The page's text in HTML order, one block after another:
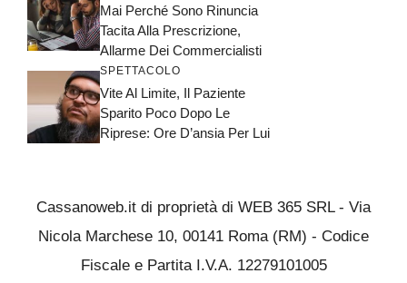
Mai Perché Sono Rinuncia
Tacita Alla Prescrizione,
Allarme Dei Commercialisti
SPETTACOLO
Vite Al Limite, Il Paziente
Sparito Poco Dopo Le
Riprese: Ore D’ansia Per Lui
Cassanoweb.it di proprietà di WEB 365 SRL - Via
Nicola Marchese 10, 00141 Roma (RM) - Codice
Fiscale e Partita I.V.A. 12279101005